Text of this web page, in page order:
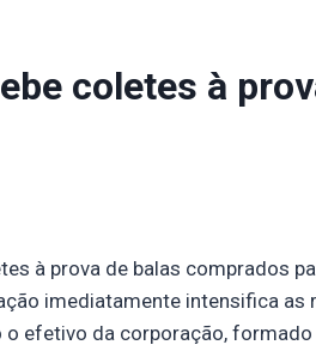
coletes à
à prova de balas comprados
imediatamente intensifica as
efetivo da corporação,